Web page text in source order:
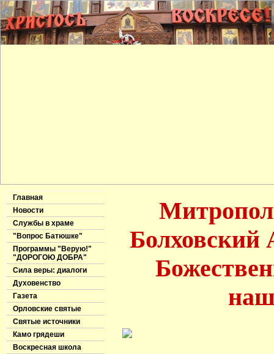
Главная
Новости
Службы в храме
"Вопрос Батюшке"
Программы "Верую!"
"ДОРОГОЮ ДОБРА"
Сила веры: диалоги
Духовенство
Газета
Орловские святые
Святые источники
Камо грядеши
Воскресная школа
Болховский